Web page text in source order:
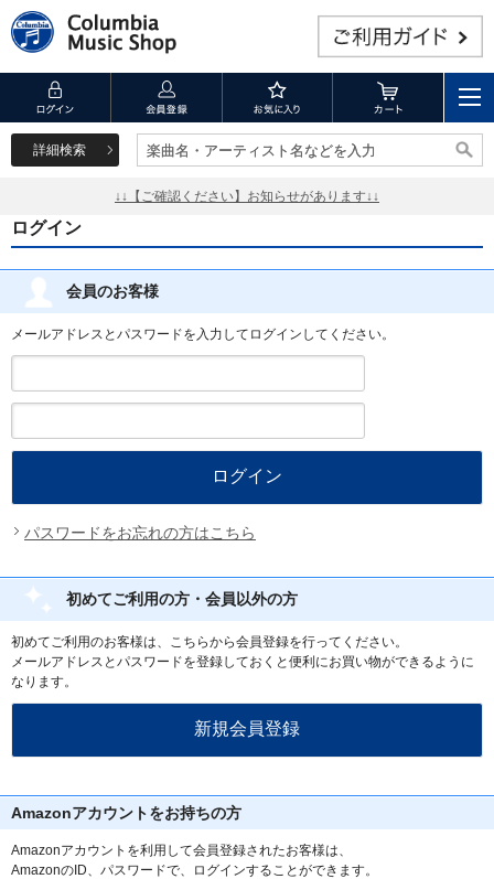
詳細検索 楽曲名・アーティスト名などを入力
楽曲名・アーティスト名などを入力
↓↓【ご確認ください】お知らせがあります↓↓
ログイン
会員のお客様
メールアドレスとパスワードを入力してログインしてください。
パスワードをお忘れの方はこちら
初めてご利用の方・会員以外の方
初めてご利用のお客様は、こちらから会員登録を行ってください。
メールアドレスとパスワードを登録しておくと便利にお買い物ができるように
なります。
Amazonアカウントをお持ちの方
Amazonアカウントを利用して会員登録されたお客様は、
AmazonのID、パスワードで、ログインすることができます。